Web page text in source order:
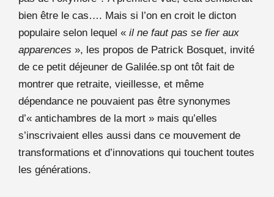
bien être le cas…. Mais si l’on en croit le dicton
populaire selon lequel « il ne faut pas se fier aux
apparences », les propos de Patrick Bosquet, invité
de ce petit déjeuner de Galilée.sp ont tôt fait de
montrer que retraite, vieillesse, et même
dépendance ne pouvaient pas être synonymes
d’« antichambres de la mort » mais qu’elles
s’inscrivaient elles aussi dans ce mouvement de
transformations et d’innovations qui touchent toutes
les générations.